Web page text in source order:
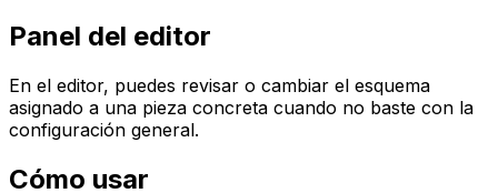
Panel del editor
En el editor, puedes revisar o cambiar el esquema
asignado a una pieza concreta cuando no baste con la
configuración general.
Cómo usar